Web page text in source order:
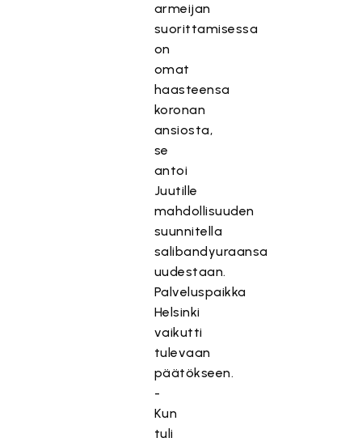
armeijan
suorittamisessa
on
omat
haasteensa
koronan
ansiosta,
se
antoi
Juutille
mahdollisuuden
suunnitella
salibandyuraansa
uudestaan.
Palveluspaikka
Helsinki
vaikutti
tulevaan
päätökseen.
-
Kun
tuli